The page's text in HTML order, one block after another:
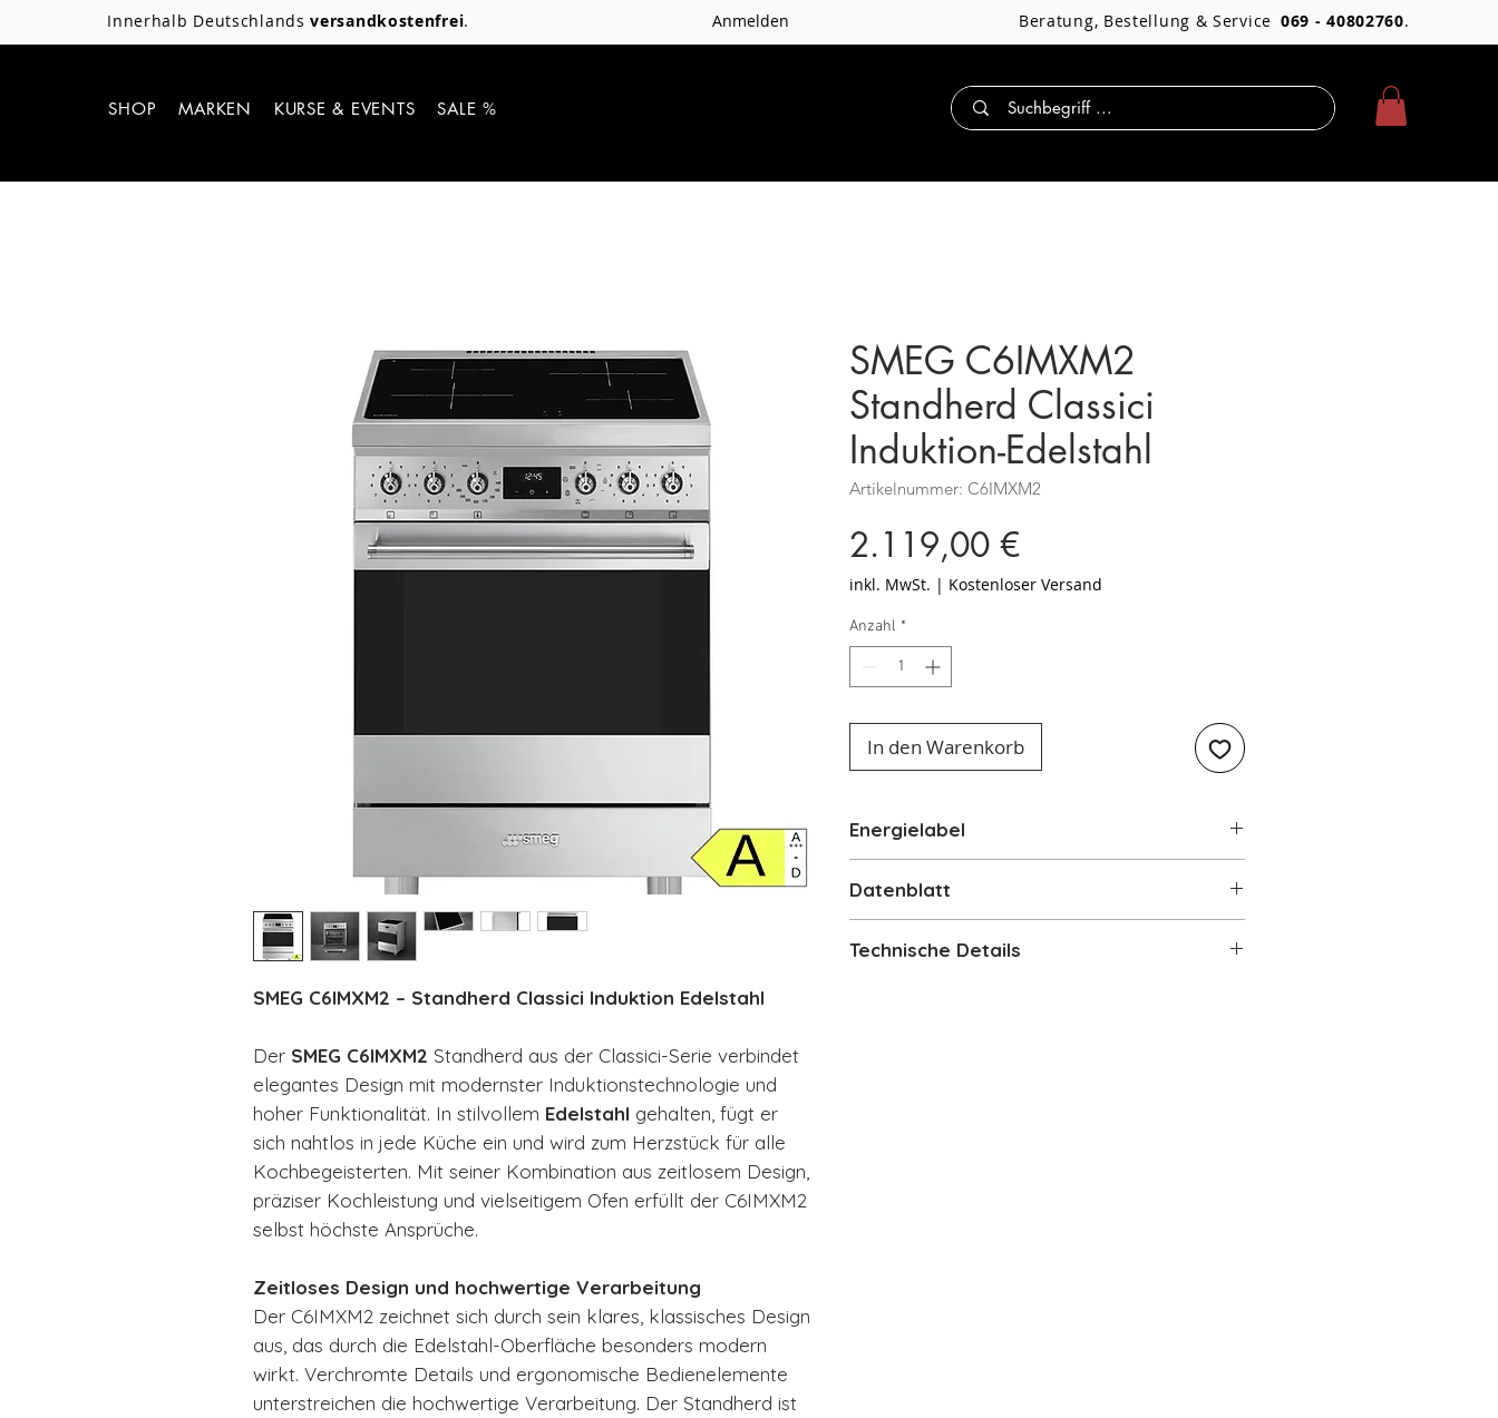
Innerhalb Deutschlandsversandkostenfrei. Anmelden Beratung, Bestellung & Service 069 - 40802760.
SHOP MARKEN KURSE & EVENTS SALE %
SMEG C6IMXM2 – Standherd Classici Induktion Edelstahl
Der SMEG C6IMXM2 Standherd aus der Classici-Serie verbindet
elegantes Design mit modernster Induktionstechnologie und
hoher Funktionalität. In stilvollem Edelstahl gehalten, fügt er
sich nahtlos in jede Küche ein und wird zum Herzstück für alle
Kochbegeisterten. Mit seiner Kombination aus zeitlosem Design,
präziser Kochleistung und vielseitigem Ofen erfüllt der C6IMXM2
selbst höchste Ansprüche.
Zeitloses Design und hochwertige Verarbeitung
Der C6IMXM2 zeichnet sich durch sein klares, klassisches Design
aus, das durch die Edelstahl-Oberfläche besonders modern
wirkt. Verchromte Details und ergonomische Bedienelemente
unterstreichen die hochwertige Verarbeitung. Der Standherd ist
SMEG C6IMXM2
Standherd Classici
Induktion-Edelstahl
Artikelnummer: C6IMXM2
2.119,00 €Preis
inkl. MwSt. | Kostenloser Versand
Anzahl *
In den Warenkorb
Energielabel
Datenblatt
Technische Details